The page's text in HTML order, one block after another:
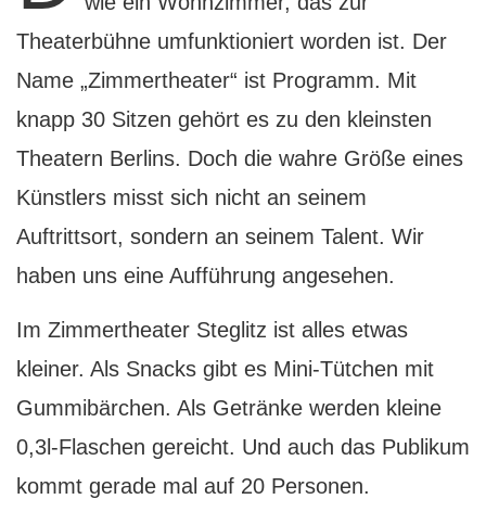
Theaterbühne umfunktioniert worden ist. Der
Name „Zimmertheater“ ist Programm. Mit
knapp 30 Sitzen gehört es zu den kleinsten
Theatern Berlins. Doch die wahre Größe eines
Künstlers misst sich nicht an seinem
Auftrittsort, sondern an seinem Talent. Wir
haben uns eine Aufführung angesehen.
Im Zimmertheater Steglitz ist alles etwas
kleiner. Als Snacks gibt es Mini-Tütchen mit
Gummibärchen. Als Getränke werden kleine
0,3l-Flaschen gereicht. Und auch das Publikum
kommt gerade mal auf 20 Personen.